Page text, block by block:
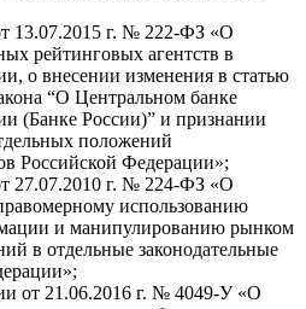
13.07.2015 г. № 222-ФЗ «О
рейтинговых агентств в
о внесении изменения в статью
“О Центральном банке
(Банке России)” и признании
положений
Российской Федерации»;
27.07.2010 г. № 224-ФЗ «О
использованию
и манипулированию рынком
в отдельные законодательные
от 21.06.2016 г. № 4049-У «О